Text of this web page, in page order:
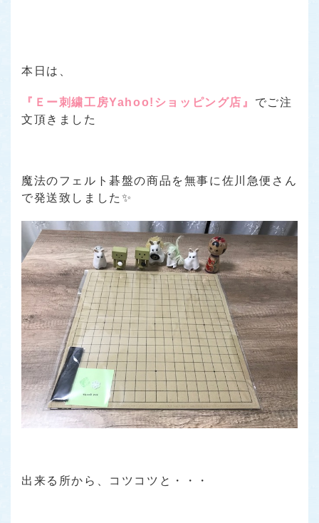
本日は、
『Ｅー刺繍工房Yahoo!ショッピング店』 でご注
文頂きました
魔法のフェルト碁盤の商品を無事に佐川急便さん
で発送致しました✨
出来る所から、コツコツと・・・